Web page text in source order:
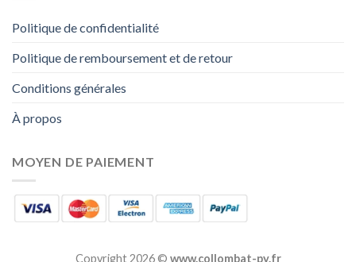
Politique de confidentialité
Politique de remboursement et de retour
Conditions générales
À propos
MOYEN DE PAIEMENT
Copyright 2026 © www.collombat-py.fr